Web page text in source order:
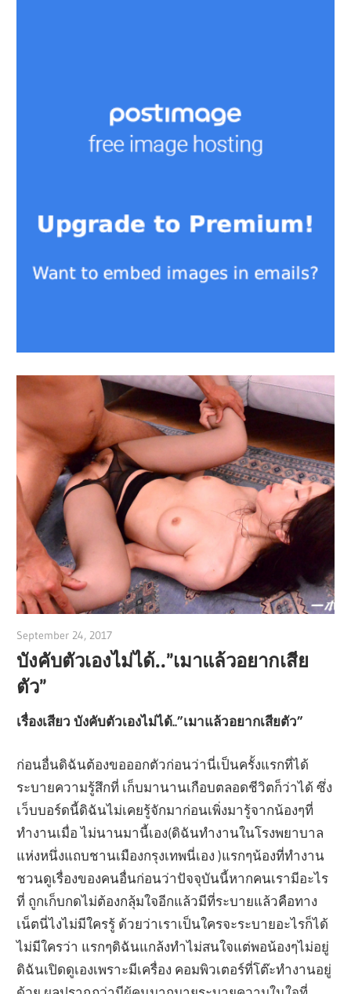
September 24, 2017
บังคับตัวเองไม่ได้..”เมาแล้วอยากเสีย
ตัว”
เรื่องเสียว บังคับตัวเองไม่ได้..”เมาแล้วอยากเสียตัว”
ก่อนอื่นดิฉันต้องขอออกตัวก่อนว่านี่เป็นครั้งแรกที่ได้
ระบายความรู้สึกที่ เก็บมานานเกือบตลอดชีวิตก็ว่าได้ ซึ่ง
เว็บบอร์ดนี้ดิฉันไม่เคยรู้จักมาก่อนเพิ่งมารู้จากน้องๆที่
ทำงานเมื่อ ไม่นานมานี้เอง(ดิฉันทำงานในโรงพยาบาล
แห่งหนึ่งแถบชานเมืองกรุงเทพนี่เอง )แรกๆน้องที่ทำงาน
ชวนดูเรื่องของคนอื่นก่อนว่าปัจจุบันนี้หากคนเรามีอะไร
ที่ ถูกเก็บกดไม่ต้องกลุ้มใจอีกแล้วมีที่ระบายแล้วคือทาง
เน็ตนี่ไงไม่มีใครรู้ ด้วยว่าเราเป็นใครจะระบายอะไรก็ได้
ไม่มีใครว่า แรกๆดิฉันแกล้งทำไม่สนใจแต่พอน้องๆไม่อยู่
ดิฉันเปิดดูเองเพราะมีเครื่อง คอมพิวเตอร์ที่โต๊ะทำงานอยู่